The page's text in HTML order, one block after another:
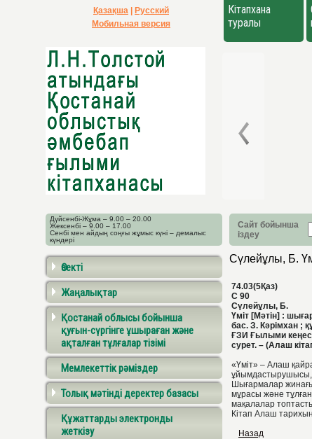
Қазақша
Русский
Мобильная версия
Кітапхана
туралы
Дүйсенбі-Жұма – 9.00 – 20.00
Жексенбі – 9.00 – 17.00
Сенбі мен айдың соңғы жұмыс күні – демалыс
күндері
Сайт бойынша
іздеу
Өзекті
Жаңалықтар
Қостанай облысы бойынша
қуғын-сүргінге ұшыраған және
ақталған тұлғалар тізімі
Мемлекеттік рәміздер
Толық мәтінді деректер базасы
Құжаттарды электронды
жеткізу
Сүлейұлы, Б.
74.03(5Қаз)
С 90
Сүлейұлы, Б.
Үміт [Мәтін] :
бас. З. Кәрімхан ;
ҒЗИ Ғылыми
сурет. – (Алаш
«Үміт» – Алаш
ұйымдастырушысы,
Шығармалар
мұрасы және
мақалалар
Кітап Алаш
Назад